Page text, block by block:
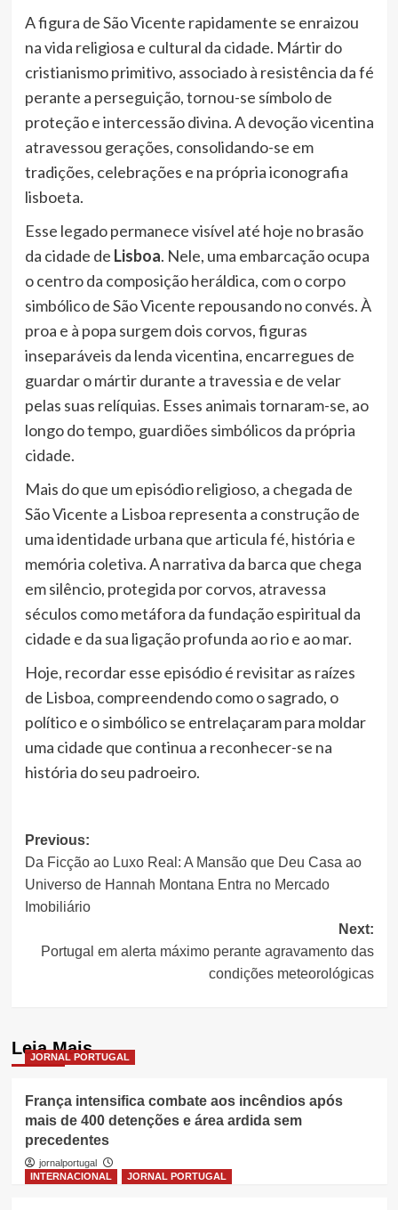
A figura de São Vicente rapidamente se enraizou
na vida religiosa e cultural da cidade. Mártir do
cristianismo primitivo, associado à resistência da fé
perante a perseguição, tornou-se símbolo de
proteção e intercessão divina. A devoção vicentina
atravessou gerações, consolidando-se em
tradições, celebrações e na própria iconografia
lisboeta.
Esse legado permanece visível até hoje no brasão
da cidade de Lisboa. Nele, uma embarcação ocupa
o centro da composição heráldica, com o corpo
simbólico de São Vicente repousando no convés. À
proa e à popa surgem dois corvos, figuras
inseparáveis da lenda vicentina, encarregues de
guardar o mártir durante a travessia e de velar
pelas suas relíquias. Esses animais tornaram-se, ao
longo do tempo, guardiões simbólicos da própria
cidade.
Mais do que um episódio religioso, a chegada de
São Vicente a Lisboa representa a construção de
uma identidade urbana que articula fé, história e
memória coletiva. A narrativa da barca que chega
em silêncio, protegida por corvos, atravessa
séculos como metáfora da fundação espiritual da
cidade e da sua ligação profunda ao rio e ao mar.
Hoje, recordar esse episódio é revisitar as raízes
de Lisboa, compreendendo como o sagrado, o
político e o simbólico se entrelaçaram para moldar
uma cidade que continua a reconhecer-se na
história do seu padroeiro.
Post
navigation
Previous:
Da Ficção ao Luxo Real: A Mansão que Deu Casa ao
Universo de Hannah Montana Entra no Mercado
Imobiliário
Next:
Portugal em alerta máximo perante agravamento das
condições meteorológicas
Leia Mais
JORNAL PORTUGAL
França intensifica combate aos incêndios após
mais de 400 detenções e área ardida sem
precedentes
jornalportugal
INTERNACIONAL
JORNAL PORTUGAL